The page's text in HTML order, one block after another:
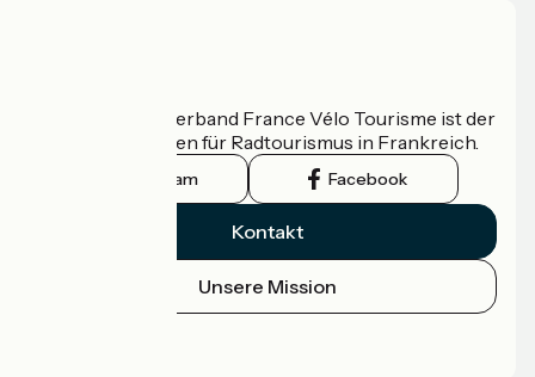
Der nationale Verband France Vélo Tourisme ist der
offizielle Leitfaden für Radtourismus in Frankreich.
Instagram Facebook
Kontakt
Unsere Mission